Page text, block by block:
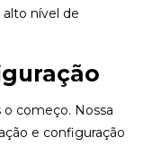
nível de
começo. Nossa
e configuração